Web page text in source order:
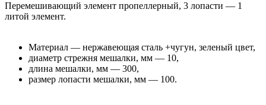
Перемешивающий элемент пропеллерный, 3 лопасти — 1
литой элемент.
Материал — нержавеющая сталь +чугун, зеленый цвет,
диаметр стрежня мешалки, мм — 10,
длина мешалки, мм — 300,
размер лопасти мешалки, мм — 100.